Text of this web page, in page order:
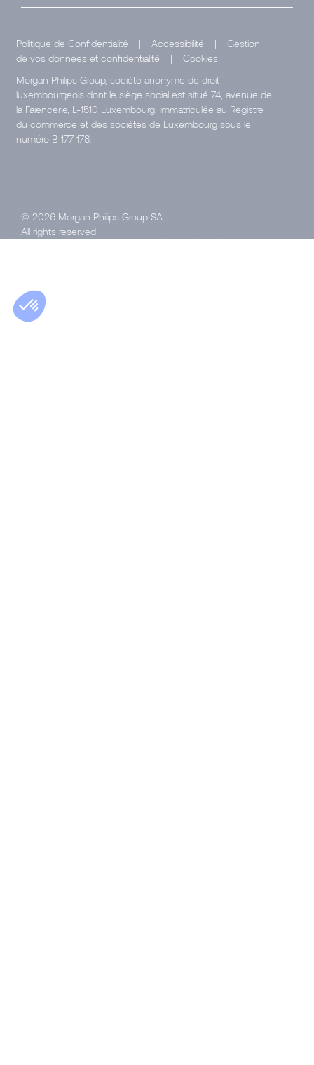
Politique de Confidentialité | Accessibilité |
Gestion
de vos données et confidentialité
|
Cookies
Morgan Philips Group, société anonyme de droit
luxembourgeois dont le siège social est situé 74, avenue de
la Faïencerie, L-1510 Luxembourg, immatriculée au Registre
du commerce et des sociétés de Luxembourg sous le
numéro B 177 178.
© 2026 Morgan Philips Group SA
All rights reserved